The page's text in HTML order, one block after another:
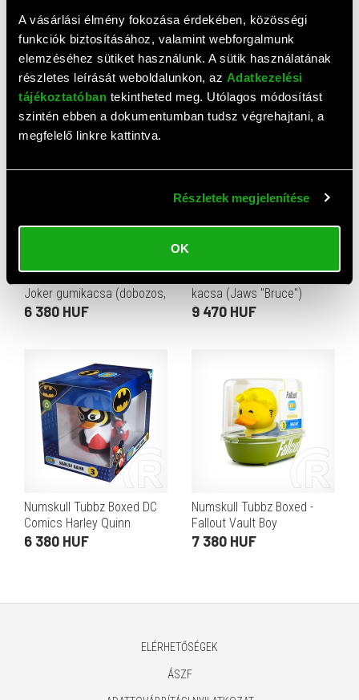
A vásárlási élmény fokozása érdekében, közösségi
funkciók biztosításához, valamint webforgalmunk
elemzéséhez sütiket használunk. A sütik használatának
részletes leírását weboldalunkon, az Adatkezelési
tájékoztatóban tekintheted meg. Utólagos módosítást
szintén ebben a dokumentumban tudsz végrehajtani, a
megfelelő linkre kattintva.
Részletek megjelenítése
OK
Numskull Tubbz Boxed
gumikacsa (Optimus Prime,
Transformers, dobozos)
7 380 HUF
Numskull Tubbz Boxed
gumikacsa (DC Comics,
Superman)
6 380 HUF
Joker gumikacsa (dobozos,
hivatalos DC-licenc, PVC
6 380 HUF
kacsa (Jaws "Bruce")
9 470 HUF
Numskull Tubbz Boxed DC
Comics Harley Quinn
gumikacsa (dobozos, PVC,
6 380 HUF
Numskull Tubbz Boxed -
Fallout Vault Boy
gumikacsa (dobozos, PVC,
7 380 HUF
ELÉRHETŐSÉGEK
ÁSZF